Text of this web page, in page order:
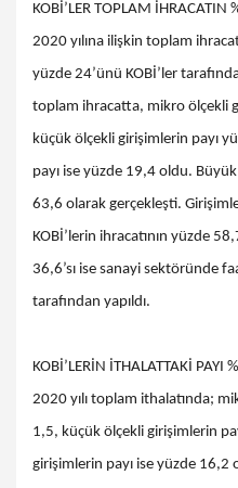
KOBİ’LER TOPLAM İHRACATIN
2020 yılına ilişkin toplam
yüzde 24’ünü KOBİ’ler
toplam ihracatta, mikro ölçekli
küçük ölçekli girişimlerin payı
payı ise yüzde 19,4 oldu.
63,6 olarak gerçekleşti.
KOBİ’lerin ihracatının yüzde
36,6’sı ise sanayi sektöründe
tarafından yapıldı.
KOBİ’LERİN İTHALATTAKİ PAYI
2020 yılı toplam ithalatında;
1,5, küçük ölçekli girişimlerin
girişimlerin payı ise yüzde